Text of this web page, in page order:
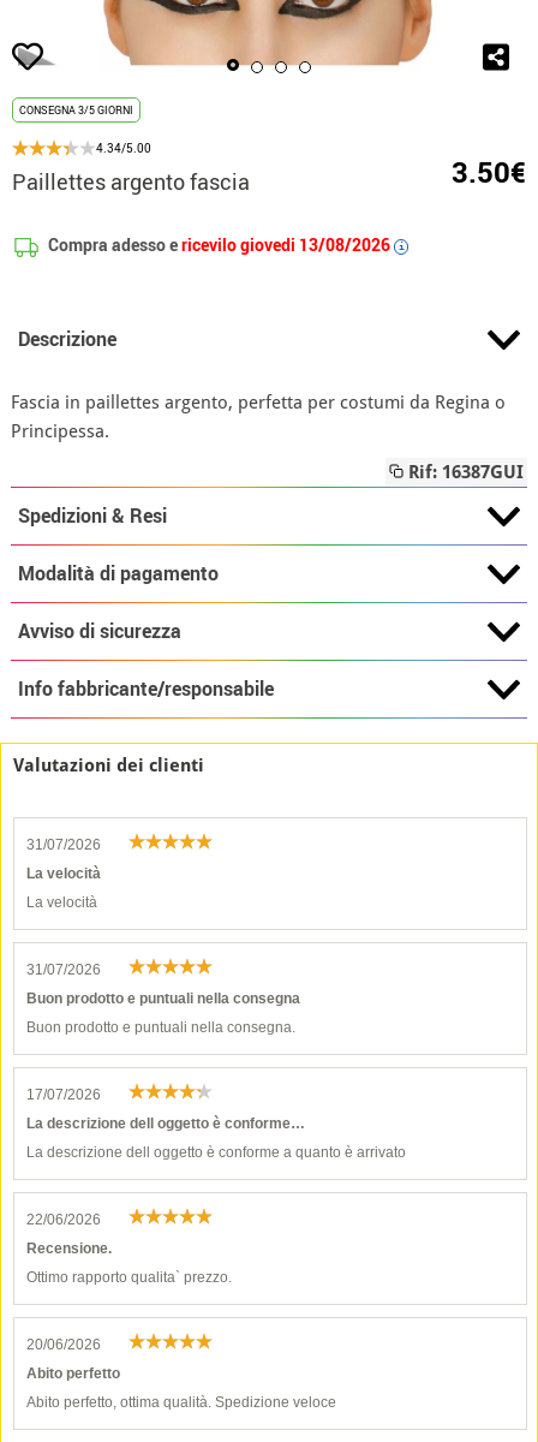
CONSEGNA 3/5 GIORNI
4.34/5.00
Paillettes argento fascia 3.50€
Compra adesso ericevilo giovedi 13/08/2026 i
Descrizione
Fascia in paillettes argento, perfetta per costumi da Regina o
Principessa.
Rif: 16387GUI
Spedizioni & Resi
Modalità di pagamento
Avviso di sicurezza
Info fabbricante/responsabile
Valutazioni dei clienti
31/07/2026
La velocità
La velocità
31/07/2026
Buon prodotto e puntuali nella consegna
Buon prodotto e puntuali nella consegna.
17/07/2026
La descrizione dell oggetto è conforme…
La descrizione dell oggetto è conforme a quanto è arrivato
22/06/2026
Recensione.
Ottimo rapporto qualita` prezzo.
20/06/2026
Abito perfetto
Abito perfetto, ottima qualità. Spedizione veloce